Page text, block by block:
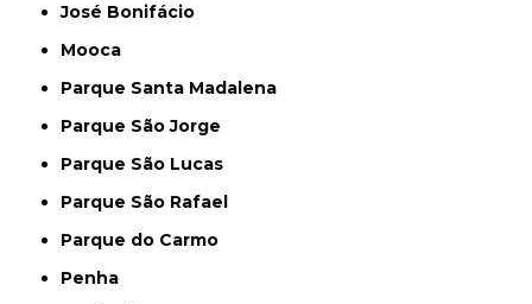
José Bonifácio
Mooca
Parque Santa Madalena
Parque São Jorge
Parque São Lucas
Parque São Rafael
Parque do Carmo
Penha